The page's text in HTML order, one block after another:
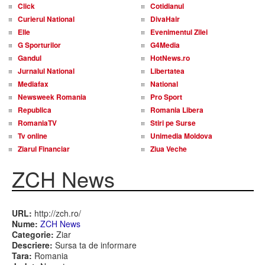
Click
Cotidianul
Curierul National
DivaHair
Elle
Evenimentul Zilei
G Sporturilor
G4Media
Gandul
HotNews.ro
Jurnalul National
Libertatea
Mediafax
National
Newsweek Romania
Pro Sport
Republica
Romania Libera
RomaniaTV
Stiri pe Surse
Tv online
Unimedia Moldova
Ziarul Financiar
Ziua Veche
ZCH News
URL: http://zch.ro/
Nume: ZCH News
Categorie: Ziar
Descriere: Sursa ta de informare
Tara: Romania